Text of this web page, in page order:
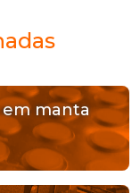
em manta